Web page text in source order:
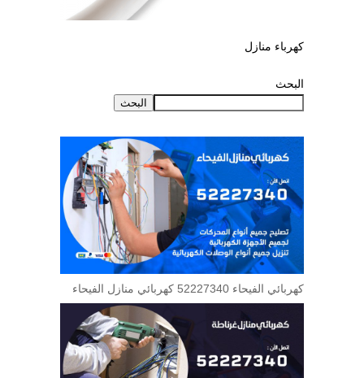
كهرباء منازل
البحث
البحث
كهربائي الفيحاء 52227340 كهربائي منازل الفيحاء